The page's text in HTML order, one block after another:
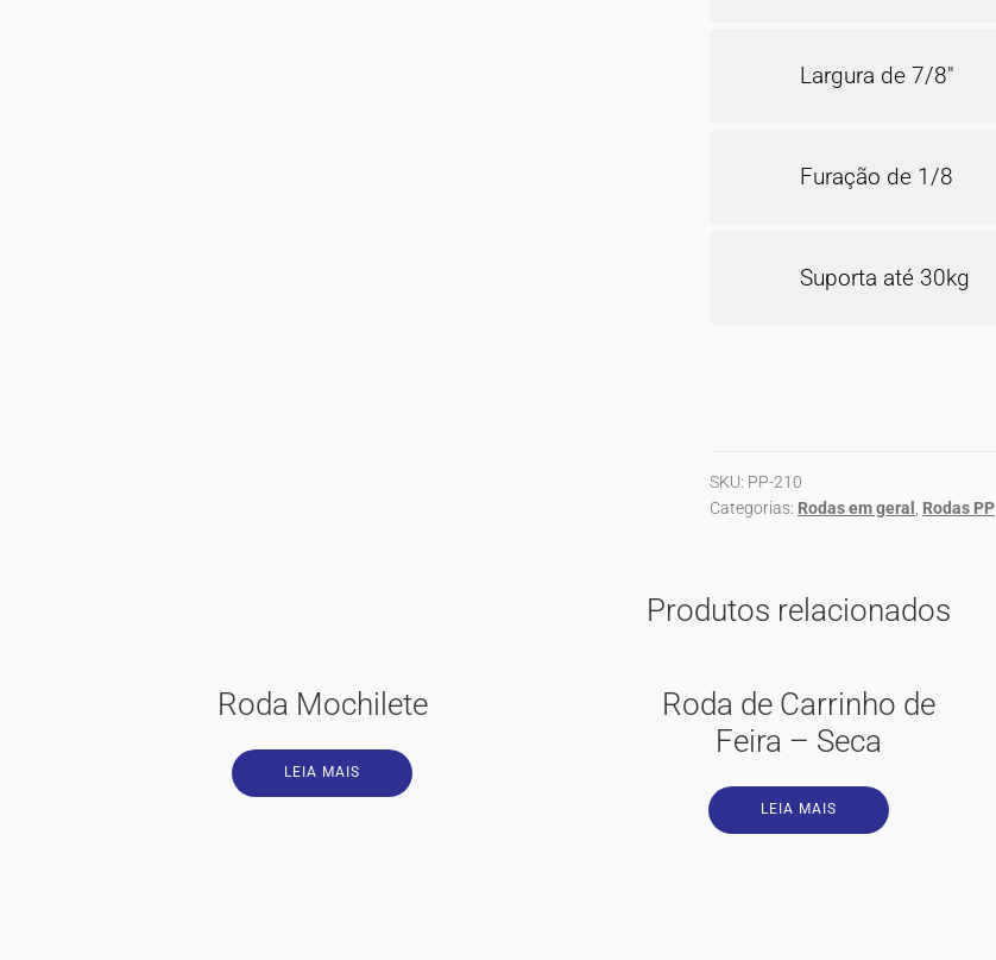
Largura de 7/8″
Furação de 1/8
Suporta até 30kg
SKU: PP-210
Categorias: Rodas em geral , Rodas PP
Produtos relacionados
Roda Mochilete
LEIA MAIS
Roda de Carrinho de
Feira – Seca
LEIA MAIS